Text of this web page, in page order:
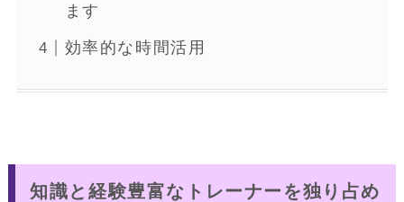
ます
効率的な時間活用
知識と経験豊富なトレーナーを独り占め